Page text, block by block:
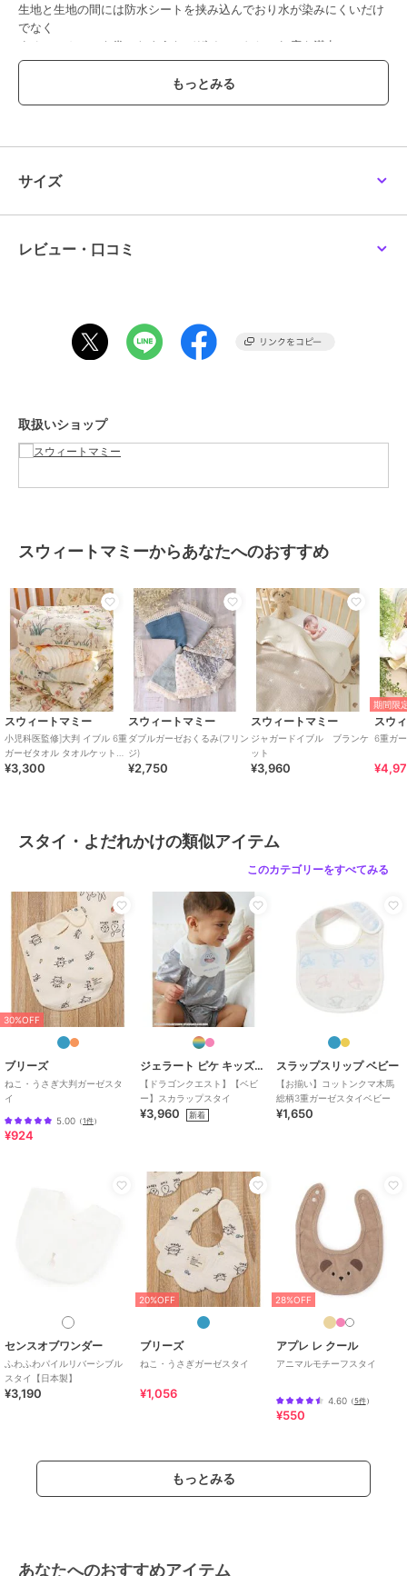
生地と生地の間には防水シートを挟み込んでおり水が染みにくいだけ
でなく
まるでスカーフを巻いたようなデザインでおしゃれ度も満点♪
リバーシブルになっており、気分や好みで見た目を変えられます。
機能
く付けられます。
生地も縫製もすべて日本国内生産で、赤ちゃんのお肌にも安心・安全
****************
◆ Sweet Mommy(スウィートマミー)
ブランド
ショップ スウィートマミー
イ・よだれかけ
イ・よだれかけ
ベビー用品・おもちゃ
／スタ
イ・よだれかけ
カラー
【無地×グラデーション】オール
ドブルー、【無地×グラデーショ
ン】グレー、【無地×グラデーシ
ョン】オレンジ、【無地×グラデ
ーション】ネイビー、【天使×グ
ラデーション】オールドブルー、
【天使×グラデーション】グレ
ー、【天使×グラデーション】オ
素材
コットン100%
防水布：ポリエステル100%
ラミネート：ポリウレタン100%
商品のお取り扱い方法
特徴
ベビー用品・おもちゃ
無地/その他柄 /洗える
スタイ・よだれかけ
無地
/ その他柄/洗える
サイズ
レビュー・口コミ
取扱いショップ
スウィートマミーからあなたへのおすすめ
スウィートマミー
小児科医監修]大判 イブル 6重
ガーゼタオル タオルケット
ベビー バスタオル 掛け布団
¥3,300
スウィートマミー
ダブルガーゼおくるみ(フリン
ジ)
¥2,750
スウィートマミー
ジャガードイブル ブランケ
ット
¥3,960
期間限
スウ
6重ガ
スタイ・よだれかけの類似アイテム
このカテゴリーをすべてみる
30%OFF
ブリーズ
ねこ・うさぎ大判ガーゼスタ
イ
5.00 （1件）
¥924
ジェラート ピケ キッズ＆ベビー
【ドラゴンクエスト】【ベビ
ー】スカラップスタイ
¥3,960 新着
スラップスリップ ベビー
【お揃い】コットンクマ木馬
総柄3重ガーゼスタイベビー
¥1,650
センスオブワンダー
ふわふわパイルリバーシブル
スタイ【日本製】
¥3,190
20%OFF
ブリーズ
ねこ・うさぎガーゼスタイ
¥1,056
28%OFF
アプレ レ クール
アニマルモチーフスタイ
4.60（5件）
¥550
もっとみる
あなたへのおすすめアイテム